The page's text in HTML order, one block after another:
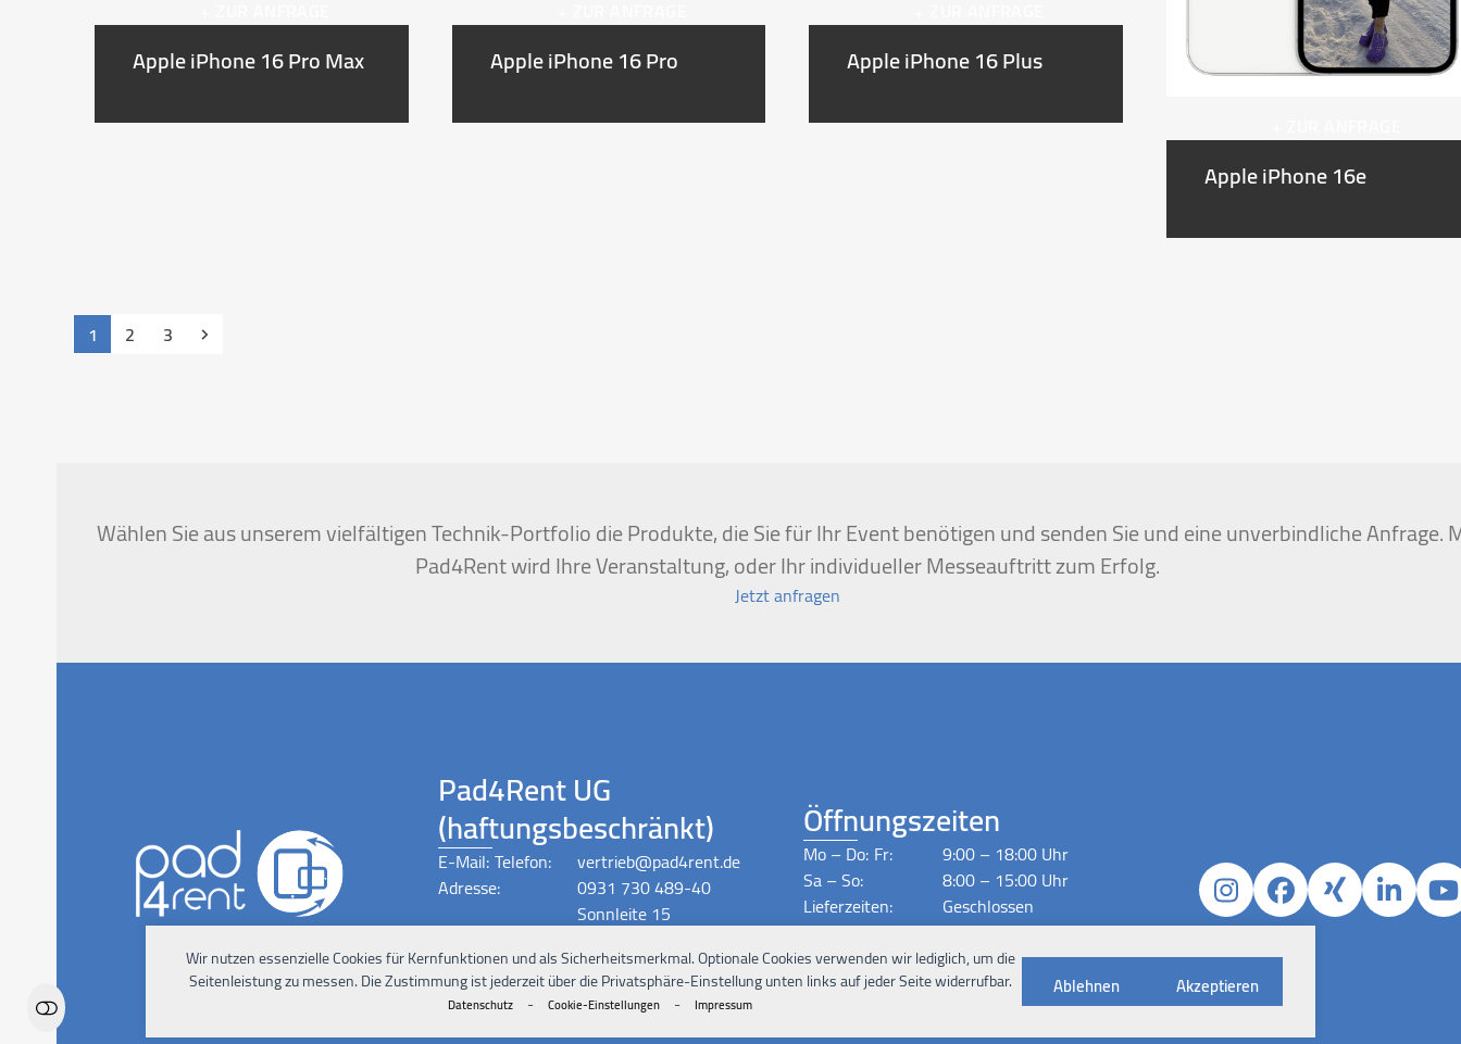
Wir nutzen essenzielle Cookies für Kernfunktionen und als Sicherheitsmerkmal. Optionale Cookies verwenden wir lediglich, um die
Seitenleistung zu messen. Die Zustimmung ist jederzeit über die Privatsphäre-Einstellung unten links auf jeder Seite widerrufbar.
Datenschutz - Cookie-Einstellungen - Impressum
Akzeptieren
Ablehnen
Apple iPhone 16 Pro Max Apple iPhone 16 Pro Apple iPhone 16 Plus
Apple iPhone 16e
Seite
1 Seite
2 Seite
3 Vorwärts
Wählen Sie aus unserem vielfältigen Technik-Portfolio die Produkte, die Sie für Ihr Event benötigen und senden Sie und eine unverbindliche Anfrage.
Pad4Rent wird Ihre Veranstaltung, oder Ihr individueller Messeauftritt zum Erfolg.
Jetzt anfragen
Pad4Rent UG
(haftungsbeschränkt)
E-Mail: vertrieb@pad4rent.de
Telefon:
0931 730 489-40
Adresse:
Sonnleite 15
Öffnungszeiten
Mo – Do: 9:00 – 18:00 Uhr
Fr:
8:00 – 15:00 Uhr
Sa – So:
Geschlossen
Lieferzeiten:
Nach Absprache
Instagram
Facebook
Xing